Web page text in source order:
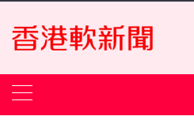
Skip
content